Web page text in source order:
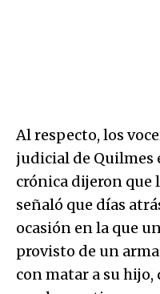
Al respecto, los
judicial de Quilmes
crónica dijeron que
señaló que días
ocasión en la que
provisto de un
con matar a su hijo,